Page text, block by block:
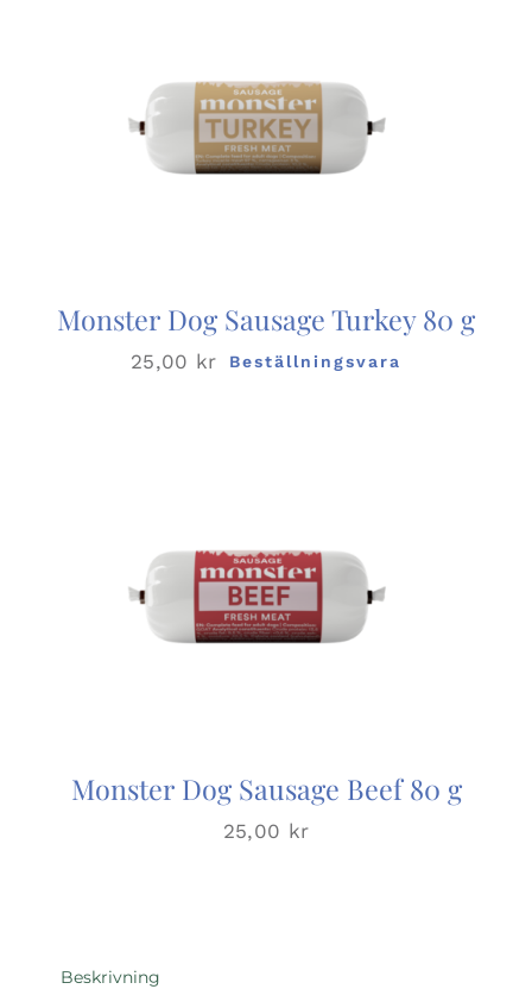
Monster Dog Sausage Turkey 80 g
25,00 kr Beställningsvara
Monster Dog Sausage Beef 80 g
25,00 kr
Beskrivning